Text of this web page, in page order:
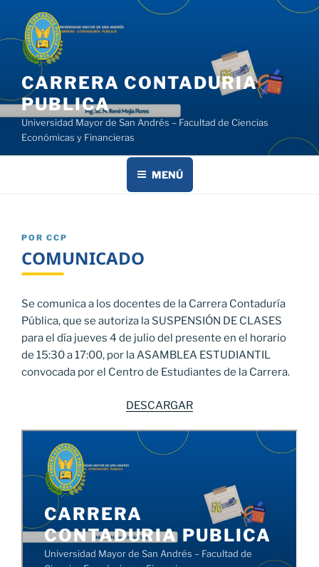
contenido
CARRERA CONTADURIA
PUBLICA
Universidad Mayor de San Andrés – Facultad de Ciencias
Económicas y Financieras
MENÚ
PUBLICADO
POR CCP
COMUNICADO
Se comunica a los docentes de la Carrera Contaduría
Pública, que se autoriza la SUSPENSIÓN DE CLASES
para el día jueves 4 de julio del presente en el horario
de 15:30 a 17:00, por la ASAMBLEA ESTUDIANTIL
convocada por el Centro de Estudiantes de la Carrera.
DESCARGAR